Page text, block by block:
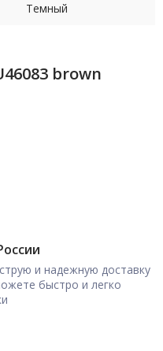
Темный
brown
и надежную доставку
быстро и легко